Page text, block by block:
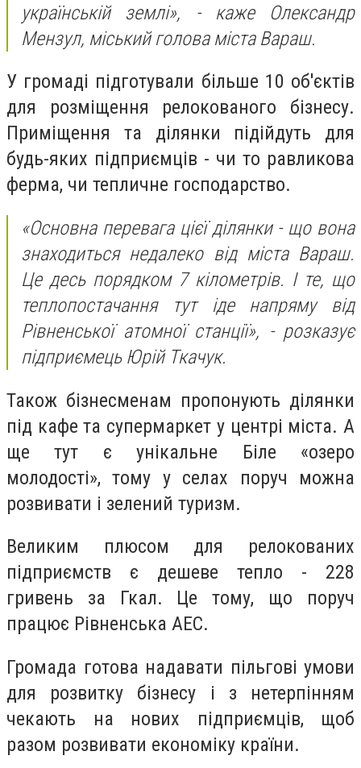
українській землі», - каже Олександр
Мензул, міський голова міста Вараш.
У громаді підготували більше 10 об'єктів
для розміщення релокованого бізнесу.
Приміщення та ділянки підійдуть для
будь-яких підприємців - чи то равликова
ферма, чи тепличне господарство.
«Основна перевага цієї ділянки - що вона
знаходиться недалеко від міста Вараш.
Це десь порядком 7 кілометрів. І те, що
теплопостачання тут іде напряму від
Рівненської атомної станції», - розказує
підприємець Юрій Ткачук.
Також бізнесменам пропонують ділянки
під кафе та супермаркет у центрі міста. А
ще тут є унікальне Біле «озеро
молодості», тому у селах поруч можна
розвивати і зелений туризм.
Великим плюсом для релокованих
підприємств є дешеве тепло - 228
гривень за Гкал. Це тому, що поруч
працює Рівненська АЕС.
Громада готова надавати пільгові умови
для розвитку бізнесу і з нетерпінням
чекають на нових підприємців, щоб
разом розвивати економіку країни.